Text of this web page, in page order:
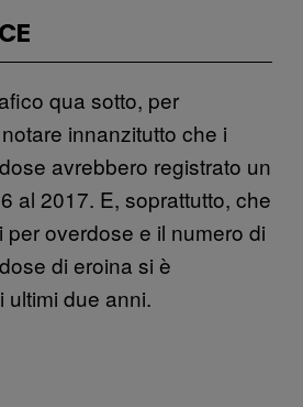
qua sotto, per
innanzitutto che i
avrebbero registrato un
al 2017. E, soprattutto, che
per overdose e il numero di
di eroina si è
ultimi due anni.